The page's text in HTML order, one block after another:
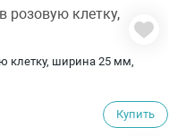
клетку, ширина 25 мм,
Купить